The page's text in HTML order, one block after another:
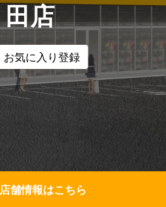
田店
お気に入り登録
店舗情報はこちら